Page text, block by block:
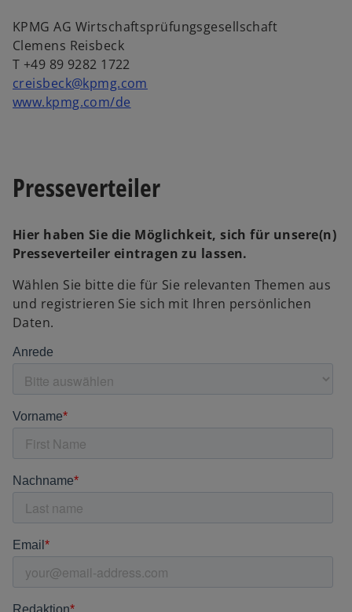
g
e
ö
ff
n
KPMG AG Wirtschaftsprüfungsgesellschaft
Clemens Reisbeck
T +49 89 9282 1722
creisbeck@kpmg.com
www.kpmg.com/de
Presseverteiler
Hier haben Sie die Möglichkeit, sich für unsere(n)
Presseverteiler eintragen zu lassen.
Wählen Sie bitte die für Sie relevanten Themen aus
und registrieren Sie sich mit Ihren persönlichen
Daten.